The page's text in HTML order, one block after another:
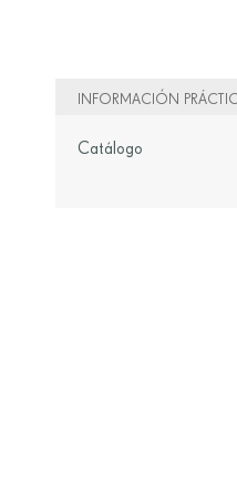
INFORMACIÓN
Catálogo